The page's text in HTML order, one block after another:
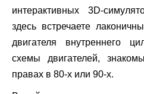
интерактивных 3D-
здесь встречаете
двигателя внутреннего
схемы двигателей,
правах в 80-х или 90-х.